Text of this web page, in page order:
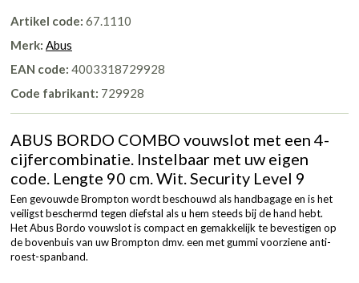
Artikel code: 67.1110
Merk: Abus
EAN code: 4003318729928
Code fabrikant: 729928
ABUS BORDO COMBO vouwslot met een 4-
cijfercombinatie. Instelbaar met uw eigen
code. Lengte 90 cm. Wit. Security Level 9
Een gevouwde Brompton wordt beschouwd als handbagage en is het
veiligst beschermd tegen diefstal als u hem steeds bij de hand hebt.
Het Abus Bordo vouwslot is compact en gemakkelijk te bevestigen op
de bovenbuis van uw Brompton dmv. een met gummi voorziene anti-
roest-spanband.